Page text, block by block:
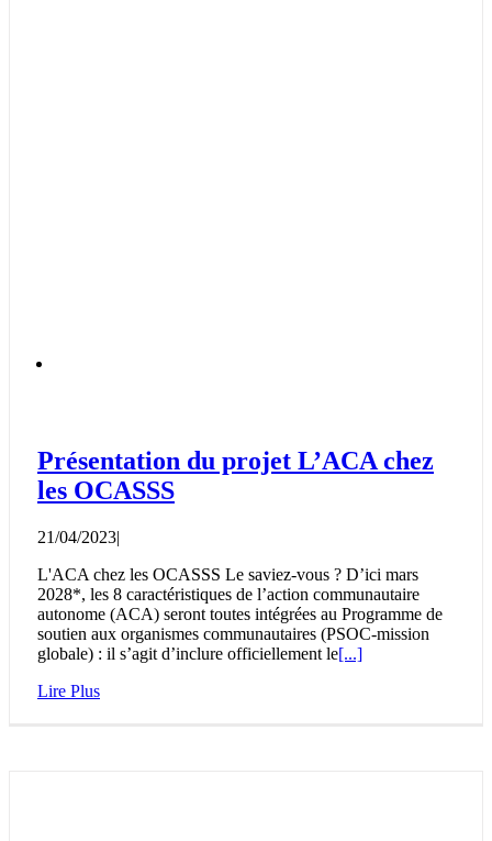
Présentation du projet L’ACA chez
les OCASSS
21/04/2023|
L'ACA chez les OCASSS Le saviez-vous ? D’ici mars
2028*, les 8 caractéristiques de l’action communautaire
autonome (ACA) seront toutes intégrées au Programme de
soutien aux organismes communautaires (PSOC-mission
globale) : il s’agit d’inclure officiellement le[...]
Lire Plus